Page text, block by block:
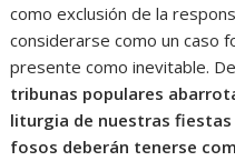
como exclusión de la
considerarse como un caso
presente como inevitable.
tribunas populares
liturgia de nuestras
fosos deberán tenerse